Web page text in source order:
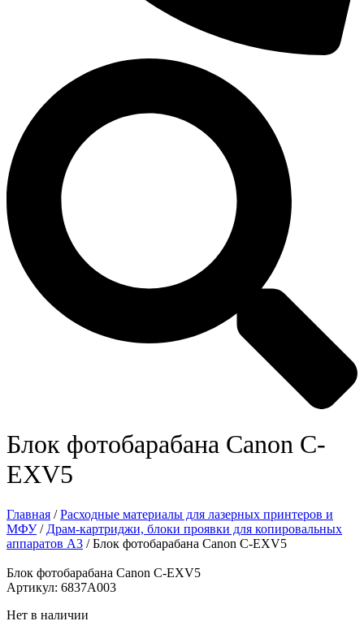
Блок фотобарабана Canon C-
EXV5
Главная /Расходные материалы для лазерных принтеров и
МФУ/ Драм-картриджи, блоки проявки для копировальных
аппаратов А3 / Блок фотобарабана Canon C-EXV5
Блок фотобарабана Canon C-EXV5
Артикул: 6837A003
Нет в наличии